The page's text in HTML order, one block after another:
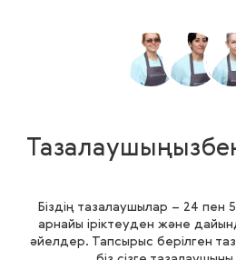
Біздің тазалаушылар – 24 пен
арнайы іріктеуден және
әйелдер. Тапсырыс берілген